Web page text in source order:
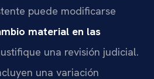
puede modificarse
material en las
una revisión judicial.
una variación